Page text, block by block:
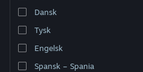
Dansk
Tysk
Engelsk
Spansk – Spania